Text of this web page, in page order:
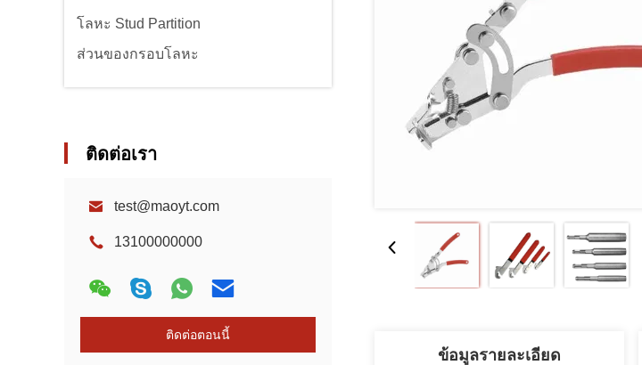
โลหะ Stud Partition
ส่วนของกรอบโลหะ
ติดต่อเรา
test@maoyt.com
13100000000
ติดต่อตอนนี้
ข้อมูลรายละเอียด